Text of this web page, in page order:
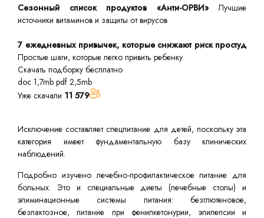
Сезонный список продуктов «Анти-ОРВИ»
Лучшие
источники витаминов и защиты от вирусов
7 ежедневных привычек, которые снижают риск простуд
Простые шаги, которые легко привить ребенку
Скачать подборку бесплатно
doc 1,7mb pdf 2,5mb
Уже скачали 11 579
Исключение составляет спецпитание для детей, поскольку эта
категория имеет фундаментальную базу клинических
наблюдений.
Подробно изучено лечебно-профилактическое питание для
больных. Это и специальные диеты (лечебные столы) и
элиминационные системы питания: безглютеновое,
безлактозное, питание при фенилкетонурии, эпилепсии и